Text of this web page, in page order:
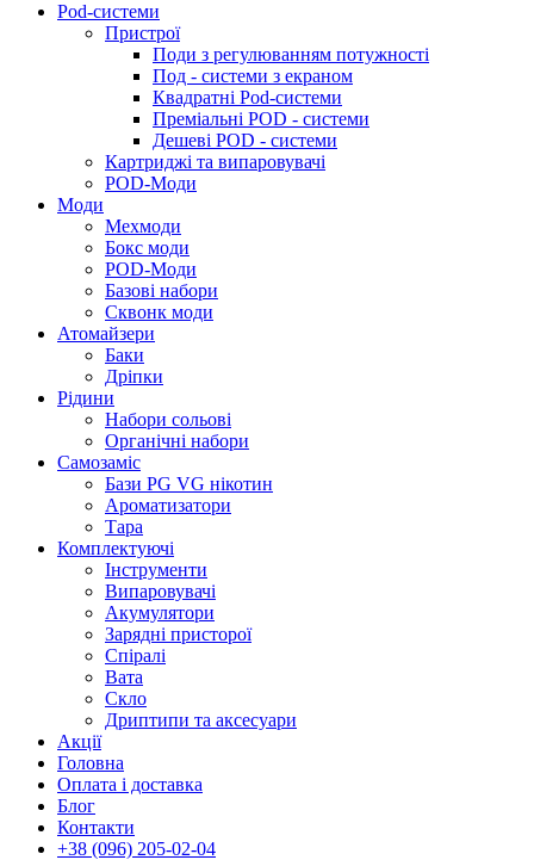
Pod-системи
Пристрої
Поди з регулюванням потужності
Под - системи з екраном
Квадратні Pod-системи
Преміальні POD - системи
Дешеві POD - системи
Картриджі та випаровувачі
POD-Моди
Моди
Мехмоди
Бокс моди
POD-Моди
Базові набори
Сквонк моди
Атомайзери
Баки
Дріпки
Рідини
Набори сольові
Органічні набори
Самозаміс
Бази PG VG нікотин
Ароматизатори
Тара
Комплектуючі
Інструменти
Випаровувачі
Акумулятори
Зарядні присторої
Спіралі
Вата
Скло
Дриптипи та аксесуари
Акції
Головна
Оплата і доставка
Блог
Контакти
+38 (096) 205-02-04